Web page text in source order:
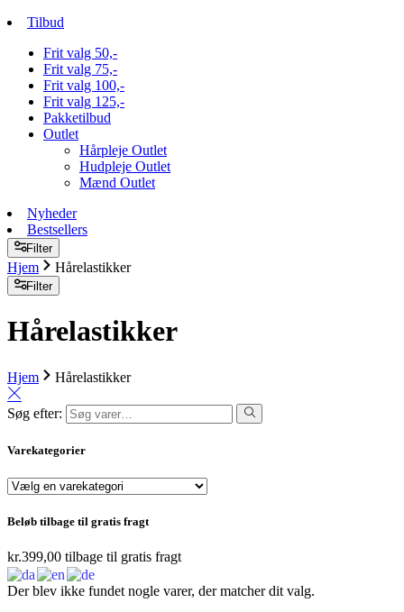
Tilbud
Frit valg 50,-
Frit valg 75,-
Frit valg 100,-
Frit valg 125,-
Pakketilbud
Outlet
Hårpleje Outlet
Hudpleje Outlet
Mænd Outlet
Nyheder
Bestsellers
Filter
Hjem Hårelastikker
Filter
Hårelastikker
Hjem Hårelastikker
Søg efter:
Varekategorier
Beløb tilbage til gratis fragt
kr.399,00 tilbage til gratis fragt
Der blev ikke fundet nogle varer, der matcher dit valg.